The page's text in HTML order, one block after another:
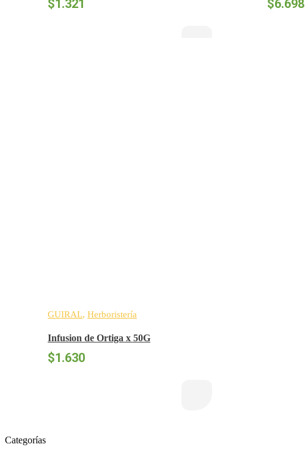
$1.321 $6.698
GUIRAL, Herboristería
Infusion de Ortiga x 50G
$1.630
Categorías